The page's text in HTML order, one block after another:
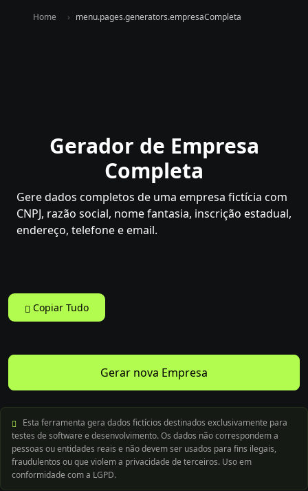
Home menu.pages.generators.empresaCompleta
Gerador de Empresa
Completa
Gere dados completos de uma empresa fictícia com
CNPJ, razão social, nome fantasia, inscrição estadual,
endereço, telefone e email.
Copiar Tudo
Gerar nova Empresa
Esta ferramenta gera dados fictícios destinados exclusivamente para
testes de software e desenvolvimento. Os dados não correspondem a
pessoas ou entidades reais e não devem ser usados para fins ilegais,
fraudulentos ou que violem a privacidade de terceiros. Uso em
conformidade com a LGPD.